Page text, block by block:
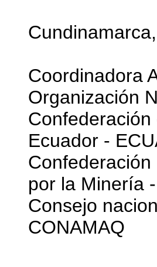
Coordinadora
Organización
Ecuador -
por la Minería
Consejo
CONAMAQ